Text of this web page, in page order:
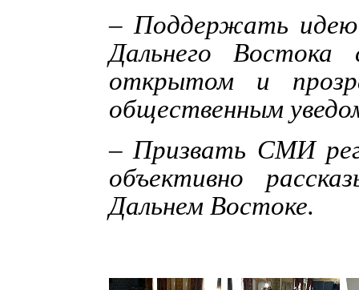
– Поддержать идею
Дальнего
открытом и
общественным
– Призвать СМИ
объективно
Дальнем Востоке.